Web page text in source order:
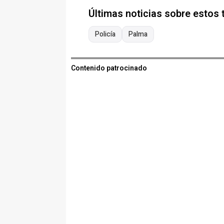
Últimas noticias sobre estos
Policía Palma
Contenido patrocinado